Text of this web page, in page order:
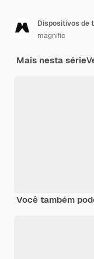
Dispositivos de
magnific
Mais nesta série
Você também